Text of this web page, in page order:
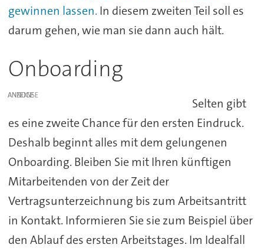
gewinnen lassen. In diesem zweiten Teil soll es
darum gehen, wie man sie dann auch hält.
Onboarding
ANZEIGE
Selten gibt
es eine zweite Chance für den ersten Eindruck.
Deshalb beginnt alles mit dem gelungenen
Onboarding. Bleiben Sie mit Ihren künftigen
Mitarbeitenden von der Zeit der
Vertragsunterzeichnung bis zum Arbeitsantritt
in Kontakt. Informieren Sie sie zum Beispiel über
den Ablauf des ersten Arbeitstages. Im Idealfall